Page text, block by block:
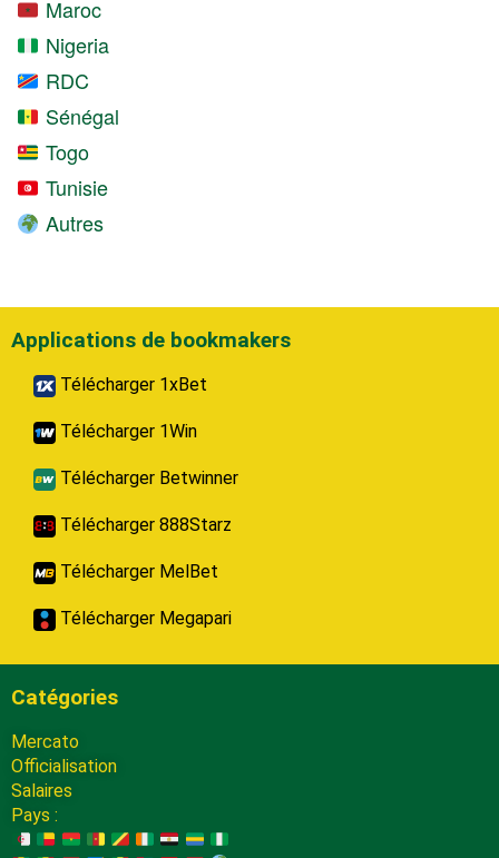
Maroc
Nigeria
RDC
Sénégal
Togo
Tunisie
Autres
Applications de bookmakers
Télécharger 1xBet
Télécharger 1Win
Télécharger Betwinner
Télécharger 888Starz
Télécharger MelBet
Télécharger Megapari
Catégories
Mercato
Officialisation
Salaires
Pays :